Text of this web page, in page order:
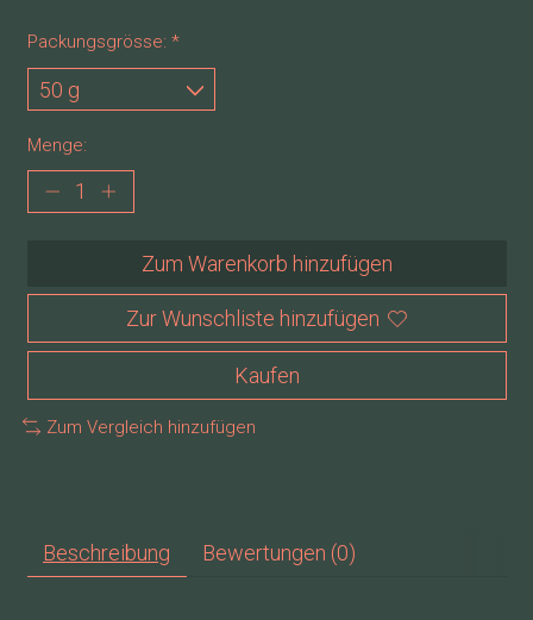
Packungsgrösse: *
Menge:
Zum Warenkorb hinzufügen
Zur Wunschliste hinzufügen
Kaufen
Zum Vergleich hinzufügen
Beschreibung Bewertungen (0)